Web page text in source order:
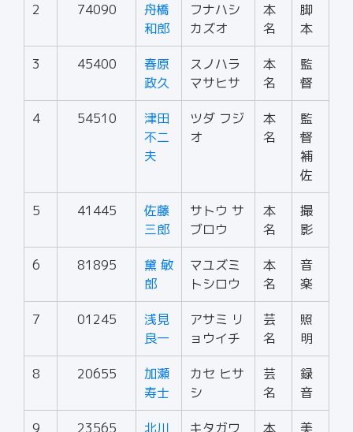
2 74090
舟橋
和郎
フナハシ
カズオ
本
名
脚
本
3 45400
春原
政久
スノハラ
マサヒサ
本
名
監
督
4 54510
津田
不二
夫
ツダ フジ
オ
本
名
監
督
補
佐
5 41445
佐藤
三郎
サトウ サ
ブロウ
本
名
撮
影
6 81895
黛 敏
郎
マユズミ
トシロウ
本
名
音
楽
7 01245
浅見
良一
アサミ リ
ョウイチ
芸
名
照
明
8 20655
加瀬
寿士
カセ ヒサ
シ
芸
名
録
音
9 23565
北川
キタガワ
本
美